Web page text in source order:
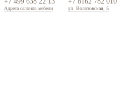
Адреса салонов мебели ул. Волотовская, 5